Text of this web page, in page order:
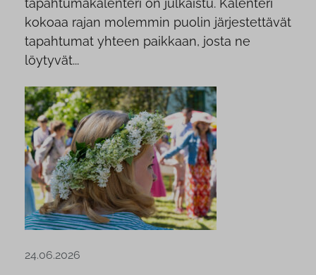
tapahtumakalenteri on julkaistu. Kalenteri
kokoaa rajan molemmin puolin järjestettävät
tapahtumat yhteen paikkaan, josta ne
löytyvät...
24.06.2026